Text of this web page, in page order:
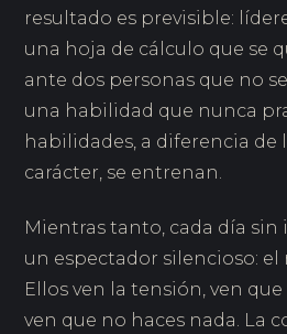
resultado es previsible:
una hoja de cálculo que se
ante dos personas que no
una habilidad que nunca
habilidades, a diferencia de
carácter, se entrenan.
Mientras tanto, cada día
un espectador silencioso: el
Ellos ven la tensión, ven
ven que no haces nada. La